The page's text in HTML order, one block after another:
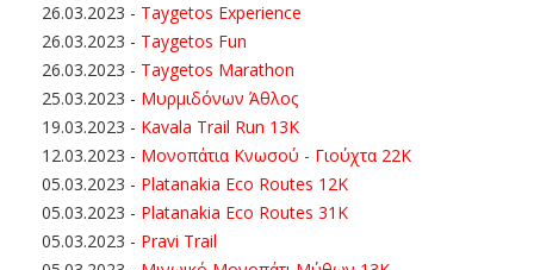
26.03.2023 - Taygetos Experience
26.03.2023 - Taygetos Fun
26.03.2023 - Taygetos Marathon
25.03.2023 - Μυρμιδόνων Άθλος
19.03.2023 - Kavala Trail Run 13K
12.03.2023 - Μονοπάτια Κνωσού - Γιούχτα 22Κ
05.03.2023 - Platanakia Eco Routes 12K
05.03.2023 - Platanakia Eco Routes 31K
05.03.2023 - Pravi Trail